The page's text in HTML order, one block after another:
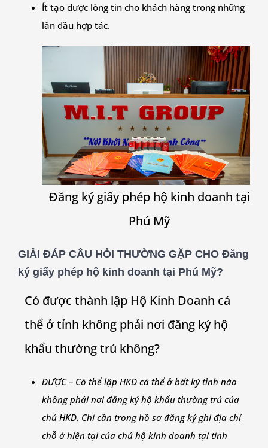
Ít tạo được lòng tin cho khách hàng trong những
lần đầu hợp tác.
Đăng ký giấy phép hộ kinh doanh tại
Phú Mỹ
GIẢI ĐÁP CÂU HỎI THƯỜNG GẶP CHO Đăng
ký giấy phép hộ kinh doanh tại Phú Mỹ?
Có được thành lập Hộ Kinh Doanh cá
thể ở tỉnh không phải nơi đăng ký hộ
khẩu thường trú không?
ĐƯỢC – Có thể lập HKD cá thể ở bất kỳ tỉnh nào
không phải nơi đăng ký hộ khẩu thường trú của
chủ HKD. Chỉ cần trong hồ sơ đăng ký ghi địa chỉ
chỗ ở hiện tại của chủ hộ kinh doanh tại tỉnh